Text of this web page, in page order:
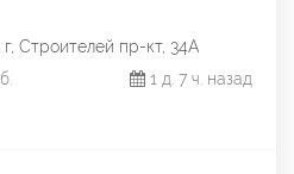
г, Строителей пр-кт, 34А
1 д. 7 ч. назад